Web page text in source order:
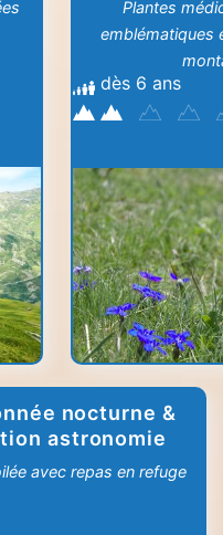
Plantes
emblématiques
dès 6 ans
nocturne &
astronomie
avec repas en refuge